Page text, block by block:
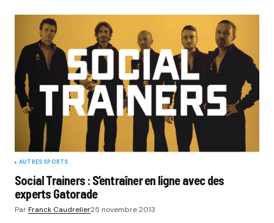
AUTRES SPORTS
Social Trainers : S’entraîner en ligne avec des
experts Gatorade
ParFranck Caudrelier25 novembre 2013